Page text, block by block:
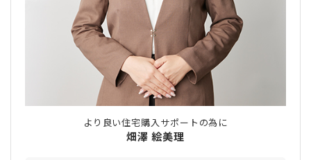
より良い住宅購入サポートの為に
畑澤 絵美理